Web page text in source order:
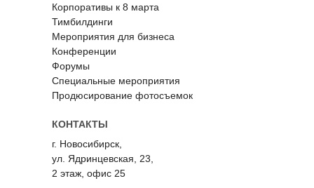
г. Новосибирск,
ул. Ядринцевская, 23,
2 этаж, офис 25
КОНТАКТЫ
Корпоративы к 8 марта
Тимбилдинги
Мероприятия для бизнеса
Конференции
Форумы
Специальные мероприятия
Продюсирование фотосъемок